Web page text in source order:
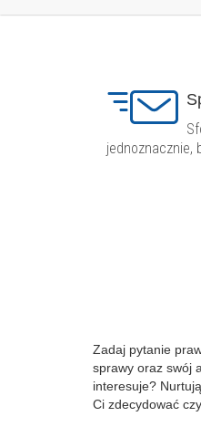
jednoznacznie,
Zadaj pytanie
sprawy oraz swój
interesuje?
Ci zdecydować